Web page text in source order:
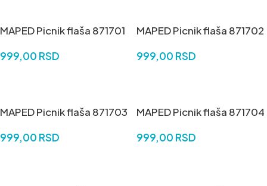
MAPED Picnik flaša 871701
999,00 RSD
MAPED Picnik flaša 871702
999,00 RSD
MAPED Picnik flaša 871703
999,00 RSD
MAPED Picnik flaša 871704
999,00 RSD